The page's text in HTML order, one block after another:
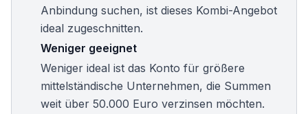
Anbindung suchen, ist dieses Kombi-Angebot
ideal zugeschnitten.
Weniger geeignet
Weniger ideal ist das Konto für größere
mittelständische Unternehmen, die Summen
weit über 50.000 Euro verzinsen möchten.